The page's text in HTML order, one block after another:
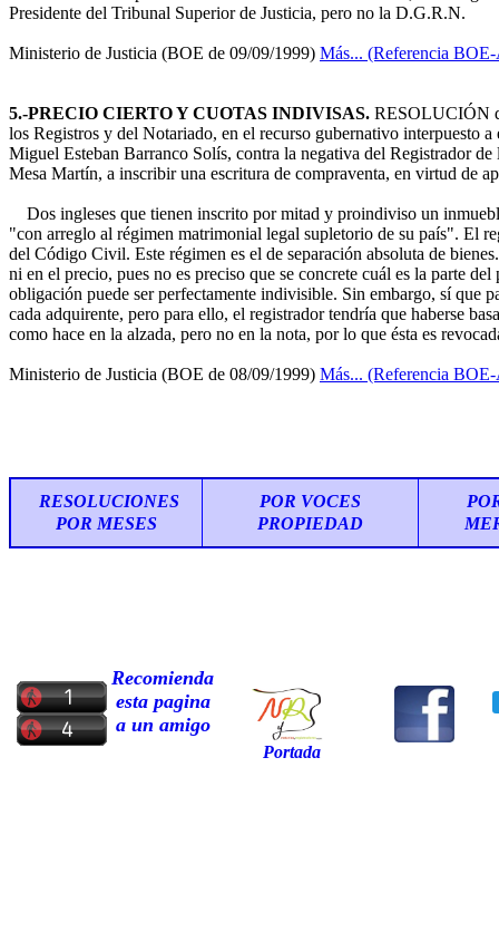
Presidente del Tribunal Superior de Justicia, pero no la D.G.R.N.
Ministerio de Justicia (BOE de 09/09/1999) Más... (Referencia
5.-PRECIO CIERTO Y CUOTAS INDIVISAS. RESOLUCIÓN
los Registros y del Notariado, en el recurso gubernativo interpuesto
Miguel Esteban Barranco Solís, contra la negativa del Registrador
Mesa Martín, a inscribir una escritura de compraventa, en virtud de
Dos ingleses que tienen inscrito por mitad y proindiviso un
"con arreglo al régimen matrimonial legal supletorio de su país". El
del Código Civil. Este régimen es el de separación absoluta de
ni en el precio, pues no es preciso que se concrete cuál es la parte
obligación puede ser perfectamente indivisible. Sin embargo, sí que
cada adquirente, pero para ello, el registrador tendría que haberse
como hace en la alzada, pero no en la nota, por lo que ésta es
Ministerio de Justicia (BOE de 08/09/1999) Más... (Referencia
RESOLUCIONES
POR MESES
POR VOCES
PROPIEDAD
Recomienda
esta pagina
a un amigo
Portada